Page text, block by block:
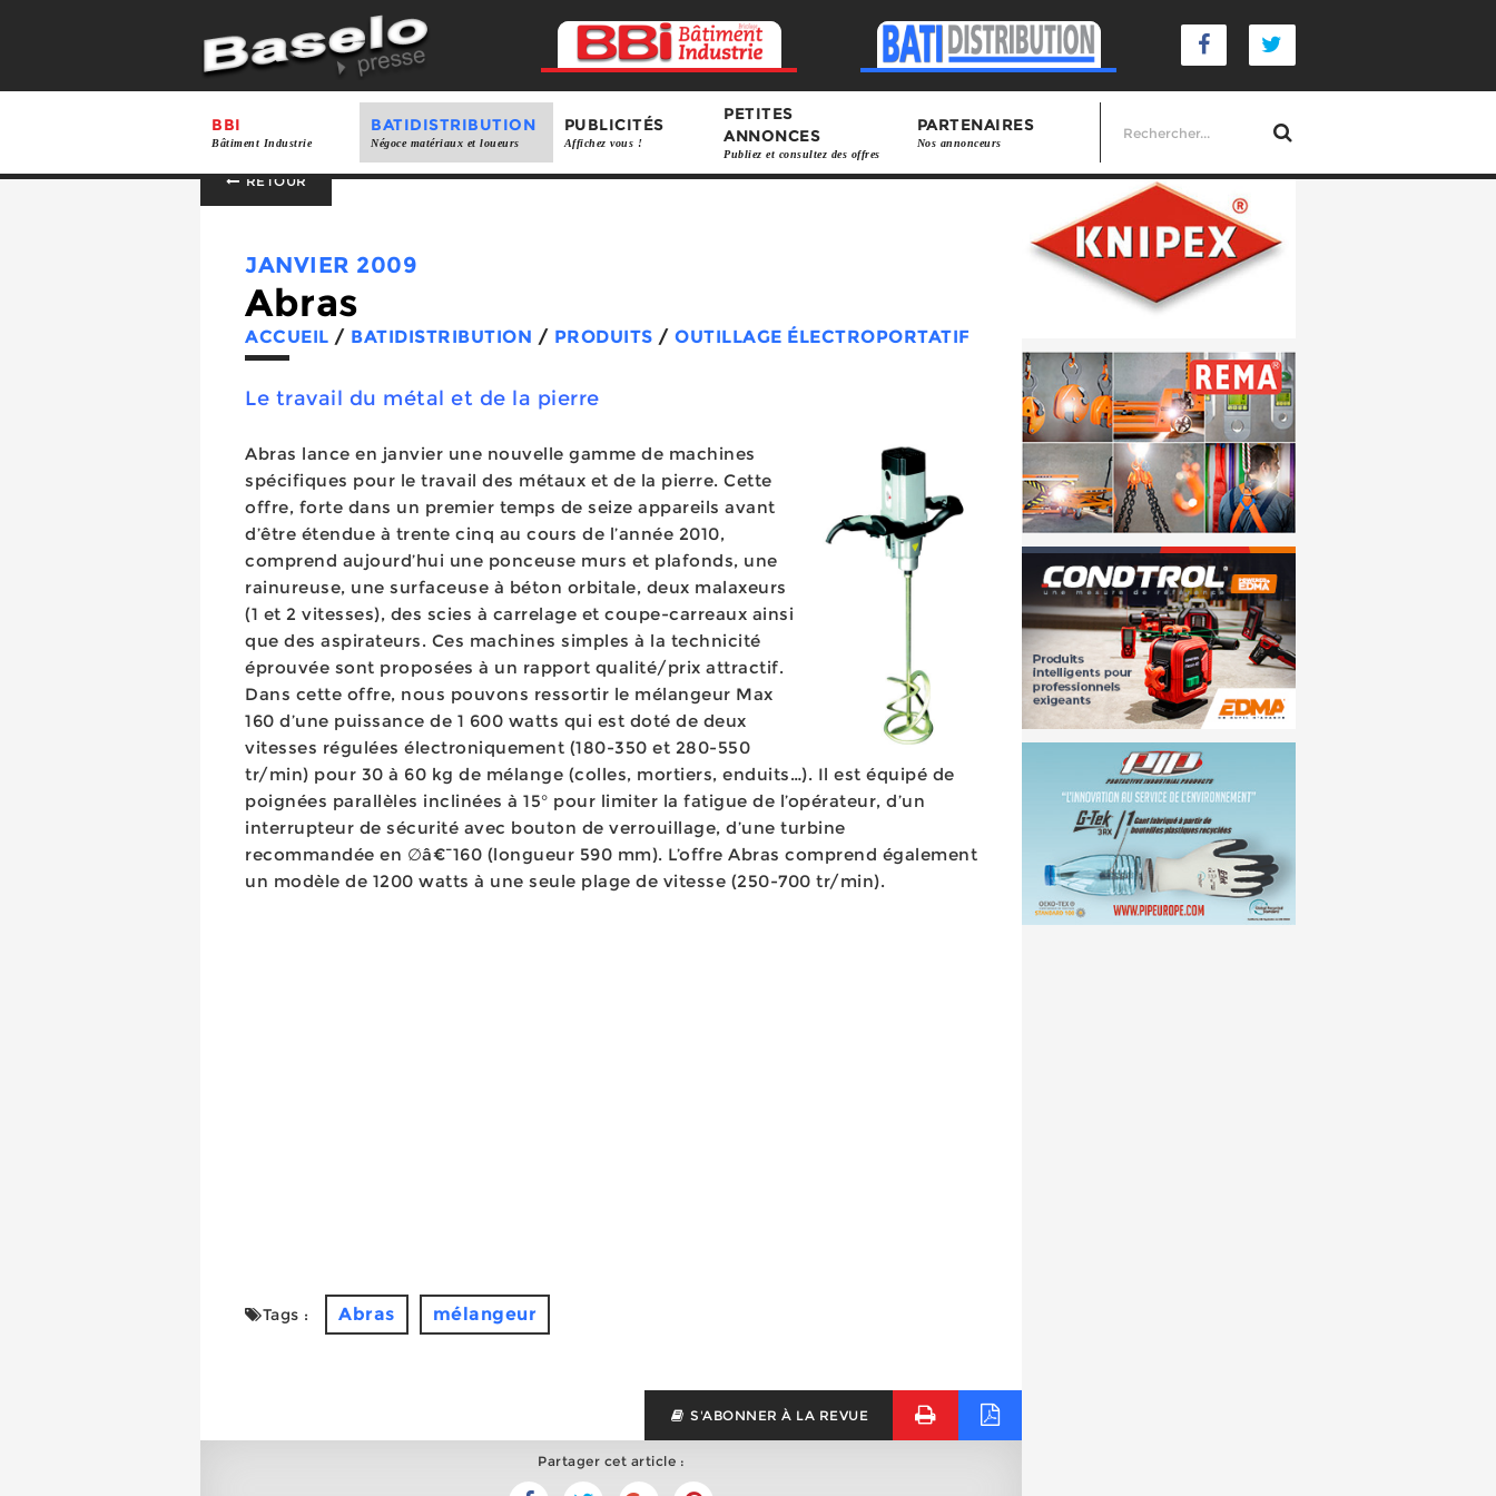
BBI
Bâtiment Industrie
BATIDISTRIBUTION
Négoce matériaux et loueurs
PUBLICITÉS
Affichez vous !
PETITES
ANNONCES
Publiez et consultez des offres
PARTENAIRES
Nos annonceurs
RETOUR
JANVIER 2009
Abras
ACCUEIL / BATIDISTRIBUTION / PRODUITS / OUTILLAGE ÉLECTROPORTATIF
Le travail du métal et de la pierre
Abras lance en janvier une nouvelle gamme de machines
spécifiques pour le travail des métaux et de la pierre. Cette
offre, forte dans un premier temps de seize appareils avant
d’être étendue à trente cinq au cours de l’année 2010,
comprend aujourd’hui une ponceuse murs et plafonds, une
rainureuse, une surfaceuse à béton orbitale, deux malaxeurs
(1 et 2 vitesses), des scies à carrelage et coupe-carreaux ainsi
que des aspirateurs. Ces machines simples à la technicité
éprouvée sont proposées à un rapport qualité/prix attractif.
Dans cette offre, nous pouvons ressortir le mélangeur Max
160 d’une puissance de 1 600 watts qui est doté de deux
vitesses régulées électroniquement (180-350 et 280-550
tr/min) pour 30 à 60 kg de mélange (colles, mortiers, enduits…). Il est équipé de
poignées parallèles inclinées à 15° pour limiter la fatigue de l’opérateur, d’un
interrupteur de sécurité avec bouton de verrouillage, d’une turbine
recommandée en ∅â€¯160 (longueur 590 mm). L’offre Abras comprend également
un modèle de 1200 watts à une seule plage de vitesse (250-700 tr/min).
Tags : Abras mélangeur
S'ABONNER À LA REVUE
Partager cet article :